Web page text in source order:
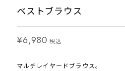
ベストブラウス
¥6,980 税込
マルチレイヤードブラウス。